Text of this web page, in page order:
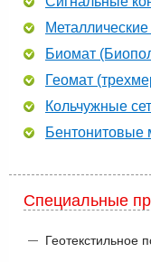
Биомат
Геомат
Кольчужные
Бентонитовые
Специальные
Геотекстильное